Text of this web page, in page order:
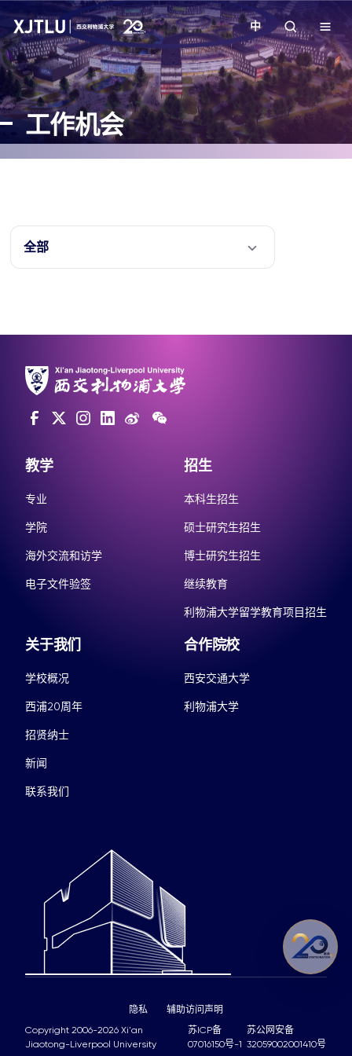
教学
招生
学院
校园生活
中
工作机会
全部
教学
专业
学院
海外交流和访学
电子文件验签
招生
本科生招生
硕士研究生招生
博士研究生招生
继续教育
利物浦大学留学教育项目招生
关于我们
学校概况
西浦20周年
招贤纳士
新闻
联系我们
合作院校
西安交通大学
利物浦大学
Copyright 2006-2026 Xi'an
Jiaotong-Liverpool University
苏ICP备
07016150号-1
苏公网安备
32059002001410号
隐私 辅助访问声明